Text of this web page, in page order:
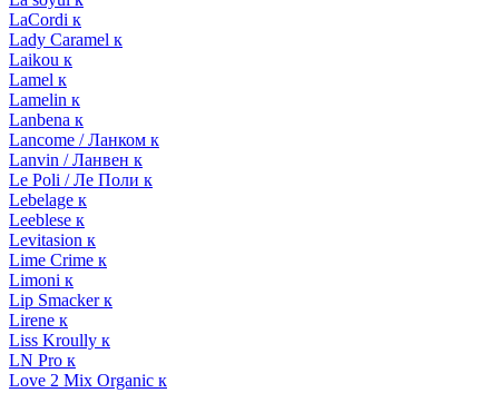
LaCordi к
Lady Caramel к
Laikou к
Lamel к
Lamelin к
Lanbena к
Lancome / Ланком к
Lanvin / Ланвен к
Le Poli / Ле Поли к
Lebelage к
Leeblese к
Levitasion к
Lime Crime к
Limoni к
Lip Smacker к
Lirene к
Liss Kroully к
LN Pro к
Love 2 Mix Organic к